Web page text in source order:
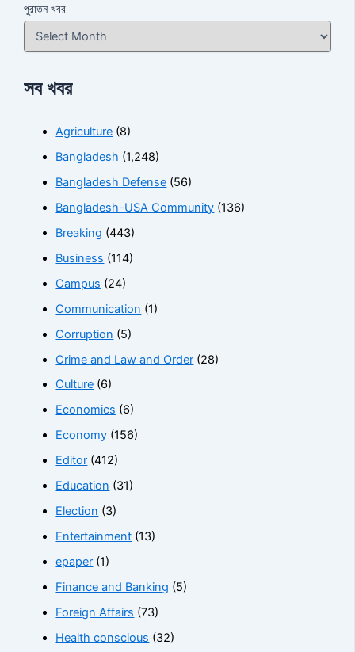
পুরাতন খবর
সব খবর
Agriculture (8)
Bangladesh (1,248)
Bangladesh Defense (56)
Bangladesh-USA Community (136)
Breaking (443)
Business (114)
Campus (24)
Communication (1)
Corruption (5)
Crime and Law and Order (28)
Culture (6)
Economics (6)
Economy (156)
Editor (412)
Education (31)
Election (3)
Entertainment (13)
epaper (1)
Finance and Banking (5)
Foreign Affairs (73)
Health conscious (32)